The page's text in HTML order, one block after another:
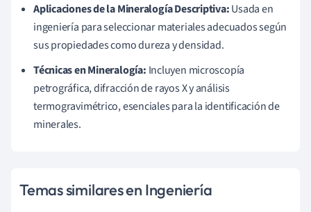
Aplicaciones de la Mineralogía Descriptiva:Usada en
ingeniería para seleccionar materiales adecuados según
sus propiedades como dureza y densidad.
Técnicas en Mineralogía: Incluyen microscopía
petrográfica, difracción de rayos X y análisis
termogravimétrico, esenciales para la identificación de
minerales.
Temas similares en Ingeniería